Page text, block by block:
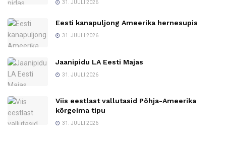
31. JUULI 2026
Eesti kanapuljong Ameerika hernesupis
31. JUULI 2026
Jaanipidu LA Eesti Majas
31. JUULI 2026
Viis eestlast vallutasid Põhja-Ameerika
kõrgeima tipu
31. JUULI 2026